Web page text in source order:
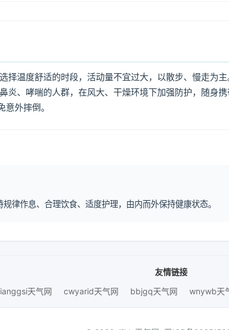
择温度舒适的时段，活动量不宜过大，以散步、慢走为
炎、哮喘的人群，在风大、干燥环境下加强防护，随身
外摔倒。
作息、合理饮食、适度护理，由内而外保持健康状态。
友情链接
天气网
cwyarid天气网 bbjgq天气网 wnywb天